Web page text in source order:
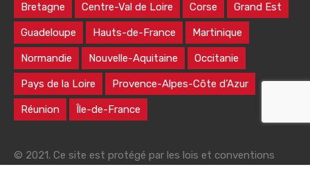
Bretagne Centre-Val de Loire Corse Grand Est
Guadeloupe Hauts-de-France Martinique
Normandie Nouvelle-Aquitaine Occitanie
Pays de la Loire Provence-Alpes-Côte d’Azur
Réunion Île-de-France
© 2021. Ce site est protégé par les lois et conventions